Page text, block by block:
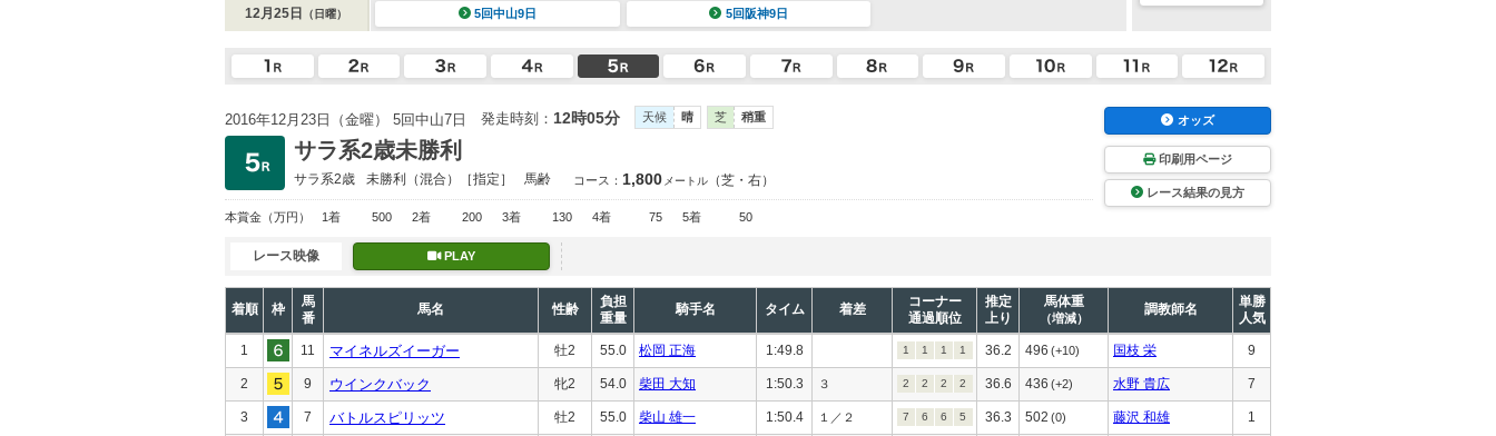
12月25日 （日曜） 5回中山9日 5回阪神9日
2016年12月23日（金曜） 5回中山7日 発走時刻： 12時05分 天候 晴 芝 稍重
サラ系2歳未勝利
サラ系2歳 未勝利 （混合）［指定］ 馬齢 コース： 1,800 メートル （芝・右）
本賞金 （万円） 1着 500 2着 200 3着 130 4着 75 5着 50
オッズ
印刷用ページ
レース結果の見方
レース映像 PLAY
着順 枠
馬
番
馬名 性齢
負担
重量
騎手名 タイム 着差
コーナー
通過順位
推定
上り
馬体重
（増減）
調教師名
単勝
人気
1 11 マイネルズイーガー 牡2 55.0 松岡 正海 1:49.8 1 1 1 1 36.2 496 (+10) 国枝 栄 9
2 9 ウインクバック 牝2 54.0 柴田 大知 1:50.3 ３ 2 2 2 2 36.6 436 (+2) 水野 貴広 7
3 7 バトルスピリッツ 牡2 55.0 柴山 雄一 1:50.4 １／２ 7 6 6 5 36.3 502 (0) 藤沢 和雄 1